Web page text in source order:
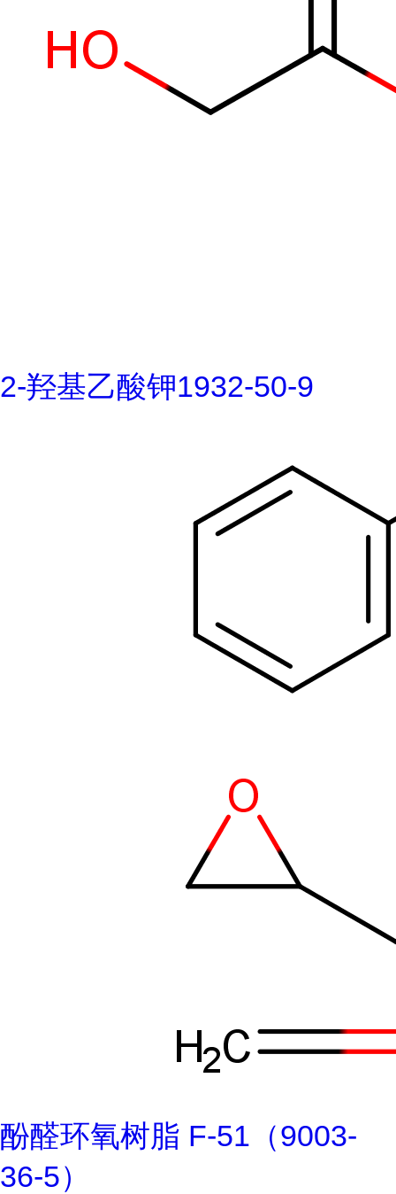
2-羟基乙酸钾1932-50-9
酚醛环氧树脂 F-51（9003-
36-5）